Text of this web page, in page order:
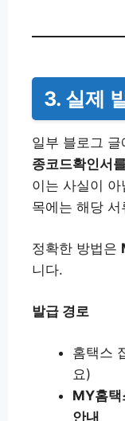
3. 실제
일부 블로그 글
종코드확인서
이는 사실이
목에는 해당
정확한 방법은
니다.
발급 경로
홈택스
요)
MY홈
안내